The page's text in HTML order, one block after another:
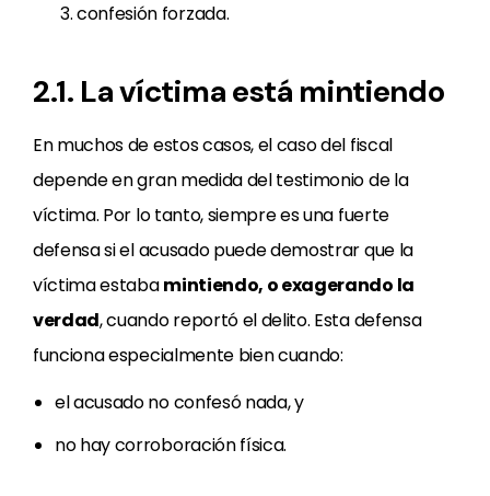
confesión forzada.
2.1. La víctima está mintiendo
En muchos de estos casos, el caso del fiscal
depende en gran medida del testimonio de la
víctima. Por lo tanto, siempre es una fuerte
defensa si el acusado puede demostrar que la
víctima estabamintiendo, o exagerando la
verdad, cuando reportó el delito. Esta defensa
funciona especialmente bien cuando:
el acusado no confesó nada, y
no hay corroboración física.